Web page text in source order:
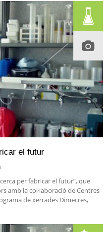
el futur
per fabricar el futur”, que
amb la col·laboració de Centres
de xerrades Dimecres,